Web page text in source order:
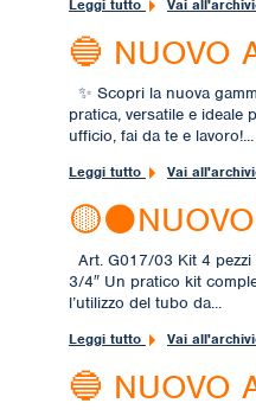
Leggi tutto Vai
🔵 NUOVO
✨ Scopri la nuova
pratica, versatile e ideale
ufficio, fai da te e lavoro!...
Leggi tutto Vai
Art. G017/03 Kit 4
3/4″ Un pratico kit
l’utilizzo del tubo da...
Leggi tutto Vai
🔵 NUOVO